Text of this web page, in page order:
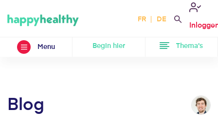
FR DE
Menu Begin hier Thema's
Blog